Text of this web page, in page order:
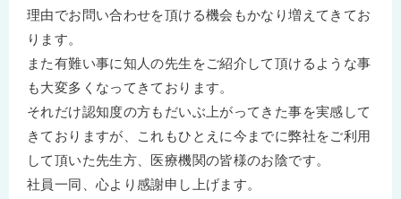
理由でお問い合わせを頂ける機会もかなり増えてきてお
ります。
また有難い事に知人の先生をご紹介して頂けるような事
も大変多くなってきております。
それだけ認知度の方もだいぶ上がってきた事を実感して
きておりますが、これもひとえに今までに弊社をご利用
して頂いた先生方、医療機関の皆様のお陰です。
社員一同、心より感謝申し上げます。